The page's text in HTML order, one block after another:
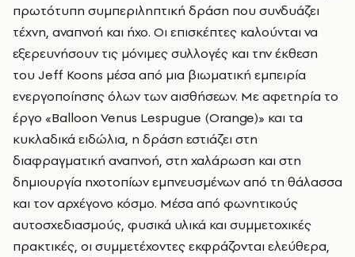
πρωτότυπη συμπεριληπτική δράση που συνδυάζει
τέχνη, αναπνοή και ήχο. Οι επισκέπτες καλούνται να
εξερευνήσουν τις μόνιμες συλλογές και την έκθεση
του Jeff Koons μέσα από μια βιωματική εμπειρία
ενεργοποίησης όλων των αισθήσεων. Με αφετηρία το
έργο «Balloon Venus Lespugue (Orange)» και τα
κυκλαδικά ειδώλια, η δράση εστιάζει στη
διαφραγματική αναπνοή, στη χαλάρωση και στη
δημιουργία ηχοτοπίων εμπνευσμένων από τη θάλασσα
και τον αρχέγονο κόσμο. Μέσα από φωνητικούς
αυτοσχεδιασμούς, φυσικά υλικά και συμμετοχικές
πρακτικές, οι συμμετέχοντες εκφράζονται ελεύθερα,